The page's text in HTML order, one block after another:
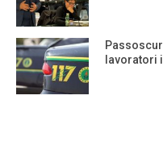
lavoratori